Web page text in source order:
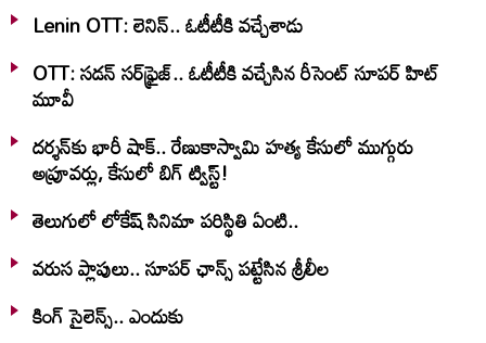
Lenin OTT: లెనిన్.. ఓటీటీకి వ‌చ్చేశాడు
OTT: స‌డ‌న్ స‌ర్‌ఫ్రైజ్‌.. ఓటీటీకి వ‌చ్చేసిన రీసెంట్ సూప‌ర్ హిట్
మూవీ
దర్శన్‌కు భారీ షాక్.. రేణుకాస్వామి హత్య కేసులో ముగ్గురు
అప్రూవర్లు, కేసులో బిగ్ ట్విస్ట్!
తెలుగులో లోకేష్ సినిమా పరిస్థితి ఏంటి..
వరుస ప్లాపులు.. సూపర్ ఛాన్స్ పట్టేసిన శ్రీలీల
కింగ్ సైలెన్స్.. ఎందుకు